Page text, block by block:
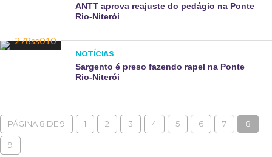
ANTT aprova reajuste do pedágio na Ponte
Rio-Niterói
NOTÍCIAS
Sargento é preso fazendo rapel na Ponte
Rio-Niterói
PÁGINA 8 DE 9 1 2 3 4 5 6 7 8
9